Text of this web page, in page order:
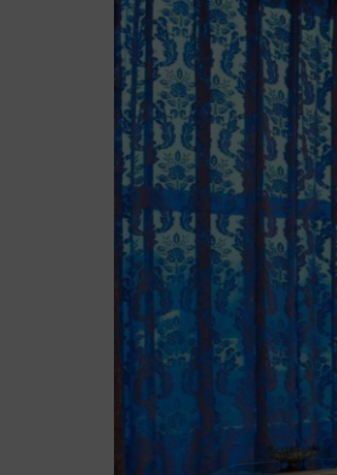
Ingrandisci
immagine